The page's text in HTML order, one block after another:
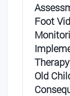
Foot
Old